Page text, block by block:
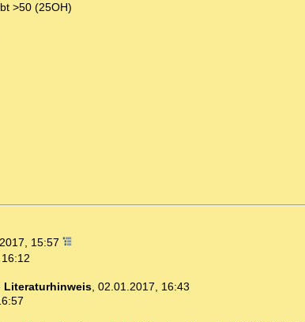
>50 (25OH)
15:57
Literaturhinweis, 02.01.2017, 16:43